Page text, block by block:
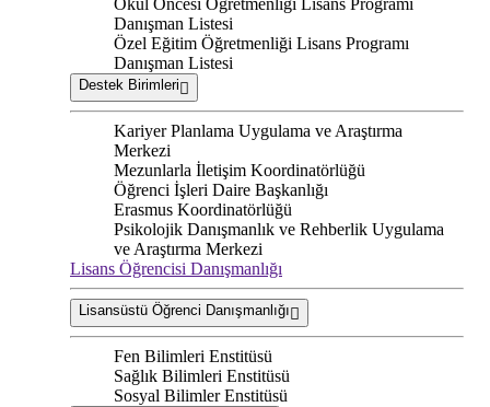
Okul Öncesi Öğretmenliği Lisans Programı
Danışman Listesi
Özel Eğitim Öğretmenliği Lisans Programı
Danışman Listesi
Destek Birimleri
Kariyer Planlama Uygulama ve Araştırma
Merkezi
Mezunlarla İletişim Koordinatörlüğü
Öğrenci İşleri Daire Başkanlığı
Erasmus Koordinatörlüğü
Psikolojik Danışmanlık ve Rehberlik Uygulama
ve Araştırma Merkezi
Lisans Öğrencisi Danışmanlığı
Lisansüstü Öğrenci Danışmanlığı
Fen Bilimleri Enstitüsü
Sağlık Bilimleri Enstitüsü
Sosyal Bilimler Enstitüsü